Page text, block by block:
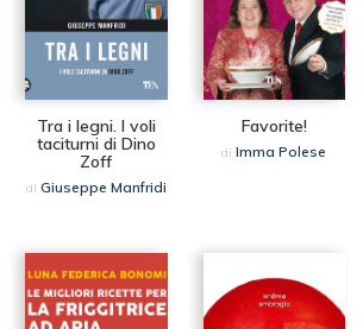
Tra i legni. I voli
taciturni di Dino
Zoff
di Giuseppe Manfridi
Favorite!
di Imma Polese